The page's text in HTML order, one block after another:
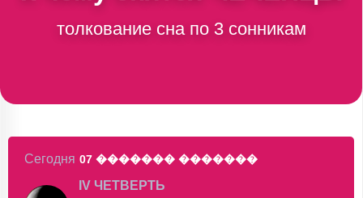
толкование сна по 3 сонникам
Сегодня 07 ������� �������
IV ЧЕТВЕРТЬ